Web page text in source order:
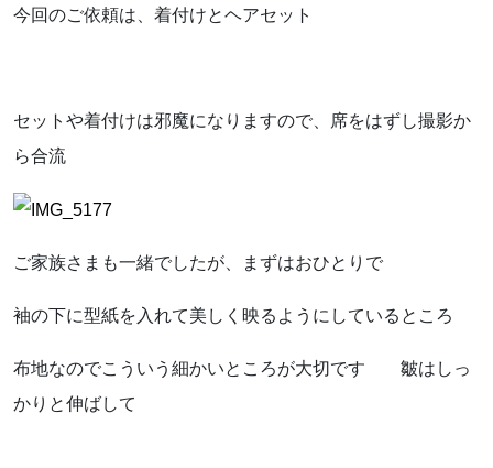
ポリシーに関して
今回のご依頼は、着付けとヘアセット
セットや着付けは邪魔になりますので、席をはずし撮影か
ら合流
ご家族さまも一緒でしたが、まずはおひとりで
袖の下に型紙を入れて美しく映るようにしているところ
布地なのでこういう細かいところが大切です 皺はしっ
かりと伸ばして